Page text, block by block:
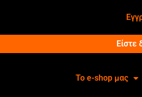
Είστε
Το e-shop μας